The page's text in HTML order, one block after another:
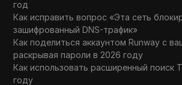
год
Как исправить вопрос «Эта сеть
зашифрованный DNS-трафик»
Как поделиться аккаунтом Runway с
раскрывая пароли в 2026 году
Как использовать расширенный поиск
году